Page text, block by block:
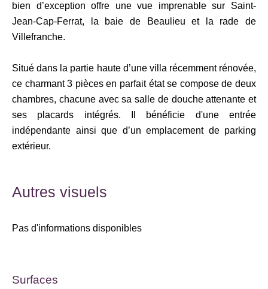
bien d’exception offre une vue imprenable sur Saint-
Jean-Cap-Ferrat, la baie de Beaulieu et la rade de
Villefranche.
Situé dans la partie haute d’une villa récemment rénovée,
ce charmant 3 pièces en parfait état se compose de deux
chambres, chacune avec sa salle de douche attenante et
ses placards intégrés. Il bénéficie d'une entrée
indépendante ainsi que d’un emplacement de parking
extérieur.
Autres visuels
Pas d'informations disponibles
Surfaces